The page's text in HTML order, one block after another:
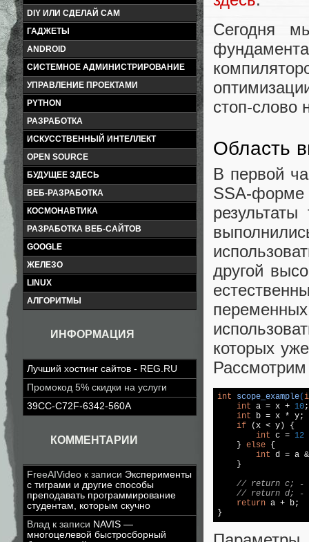
DIY ИЛИ СДЕЛАЙ САМ
ГАДЖЕТЫ
ANDROID
СИСТЕМНОЕ АДМИНИСТРИРОВАНИЕ
УПРАВЛЕНИЕ ПРОЕКТАМИ
PYTHON
РАЗРАБОТКА
ИСКУССТВЕННЫЙ ИНТЕЛЛЕКТ
OPEN SOURCE
БУДУЩЕЕ ЗДЕСЬ
ВЕБ-РАЗРАБОТКА
КОСМОНАВТИКА
РАЗРАБОТКА ВЕБ-САЙТОВ
GOOGLE
ЖЕЛЕЗО
LINUX
АЛГОРИТМЫ
ИНФОРМАЦИЯ
Лучший хостинг сайтов - REG.RU
Промокод 5% скидки на услуги
39CC-C72F-6342-560A
КОММЕНТАРИИ
FreeAIVideo к записи Эксперименты
с тиграми и другие способы
преподавать программирование
студентам, которым скучно
Влад к записи NAVIS —
многоцелевой быстросборный
Сегодня
стоп-слово
Область
В первой
SSA-
другой
которых
int scope_example(
int a = x + 10;
int b = x * y;
if (x < y) {
int c = 12
    }
else {
int d = a
    }
// return c; -
// return d; -
return a + b;
}